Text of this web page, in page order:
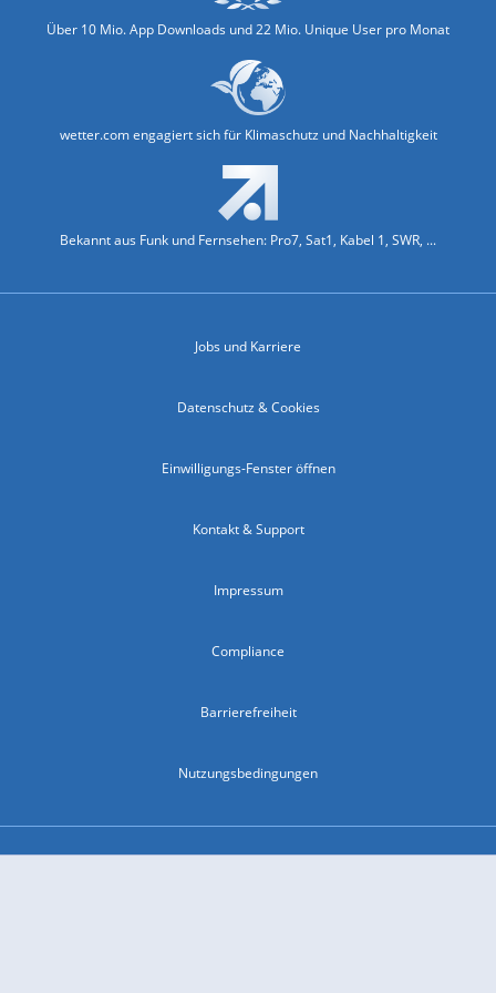
Über 10 Mio. App Downloads und 22 Mio. Unique User pro Monat
wetter.com engagiert sich für Klimaschutz und Nachhaltigkeit
Bekannt aus Funk und Fernsehen: Pro7, Sat1, Kabel 1, SWR, ...
Jobs und Karriere
Datenschutz & Cookies
Einwilligungs-Fenster öffnen
Kontakt & Support
Impressum
Compliance
Barrierefreiheit
Nutzungsbedingungen